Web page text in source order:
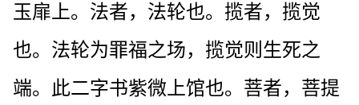
玉扉上。法者，法轮也。揽者，揽觉
也。法轮为罪福之场，揽觉则生死之
端。此二字书紫微上馆也。菩者，菩提